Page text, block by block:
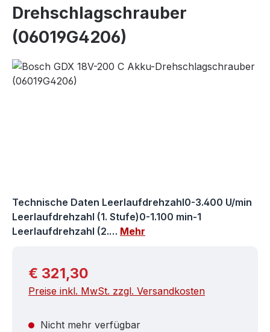
Drehschlagschrauber
(06019G4206)
Bildergalerie überspringen
Technische Daten Leerlaufdrehzahl0-3.400 U/min
Leerlaufdrehzahl (1. Stufe)0-1.100 min-1
Leerlaufdrehzahl (2.… Mehr
Regulärer Preis:
€ 321,30
Preise inkl. MwSt. zzgl. Versandkosten
Nicht mehr verfügbar